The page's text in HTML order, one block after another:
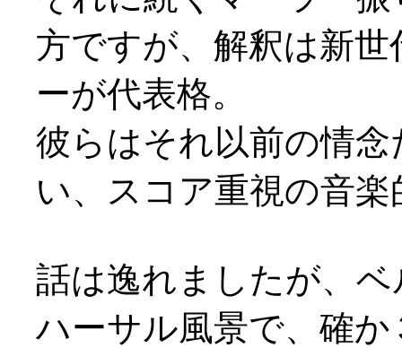
方ですが、解釈は新
ーが代表格。
彼らはそれ以前の情
い、スコア重視の音
話は逸れましたが、
ハーサル風景で、確